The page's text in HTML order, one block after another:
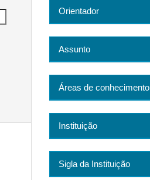
Orientador
Assunto
Áreas de conhecimento
Instituição
Sigla da Instituição